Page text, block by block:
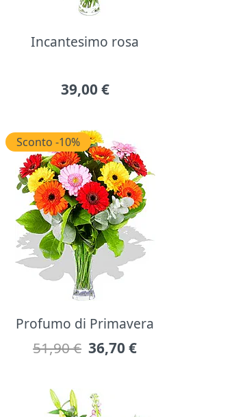
Incantesimo rosa
39,00 €
Profumo di Primavera
51,90 € 36,70 €
Sconto -10%